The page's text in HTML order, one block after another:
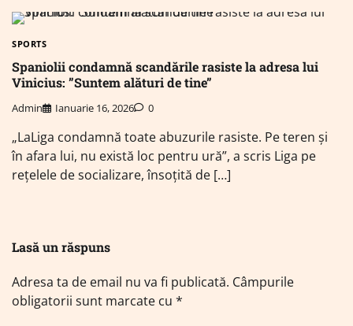
SPORTS
Spaniolii condamnă scandările rasiste la adresa lui
Vinicius: ”Suntem alături de tine”
Admin Ianuarie 16, 2026 0
„LaLiga condamnă toate abuzurile rasiste. Pe teren şi
în afara lui, nu există loc pentru ură”, a scris Liga pe
reţelele de socializare, însoţită de […]
Lasă un răspuns
Adresa ta de email nu va fi publicată. Câmpurile
obligatorii sunt marcate cu *